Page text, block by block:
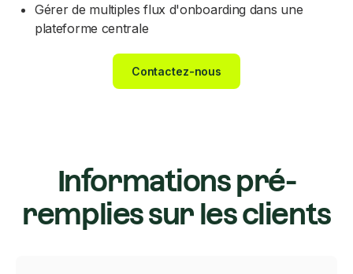
Gérer de multiples flux d'onboarding dans une
plateforme centrale
Contactez-nous
Informations pré-
remplies sur les clients